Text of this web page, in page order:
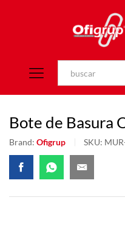
Bote de Basura
Brand: Ofigrup SKU: